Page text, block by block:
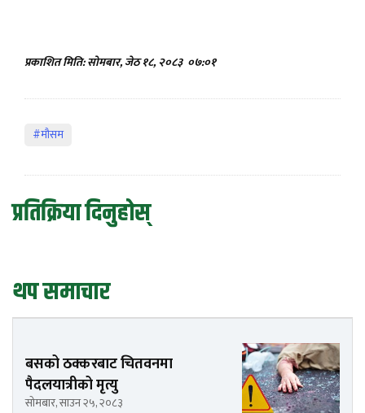
प्रकाशित मिति: सोमबार, जेठ १८, २०८३ ०७:०१
#मौसम
प्रतिक्रिया दिनुहोस्
थप समाचार
बसको ठक्करबाट चितवनमा
पैदलयात्रीको मृत्यु
सोमबार, साउन २५, २०८३